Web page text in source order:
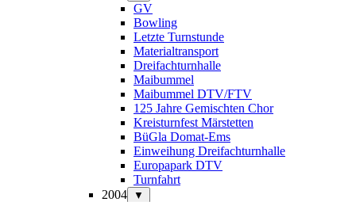
GV
Bowling
Letzte Turnstunde
Materialtransport
Dreifachturnhalle
Maibummel
Maibummel DTV/FTV
125 Jahre Gemischten Chor
Kreisturnfest Märstetten
BüGla Domat-Ems
Einweihung Dreifachturnhalle
Europapark DTV
Turnfahrt
2004
▼